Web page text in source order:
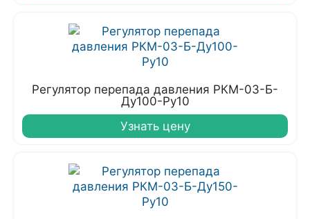
Регулятор перепада давления РКМ-03-Б-
Ду100-Ру10
Узнать цену